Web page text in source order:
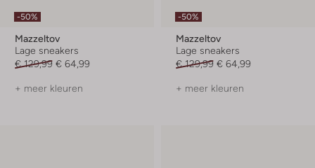
-50%
Mazzeltov
Lage sneakers
€ 129,99 € 64,99
+ meer kleuren
-50%
Mazzeltov
Lage sneakers
€ 129,99 € 64,99
+ meer kleuren